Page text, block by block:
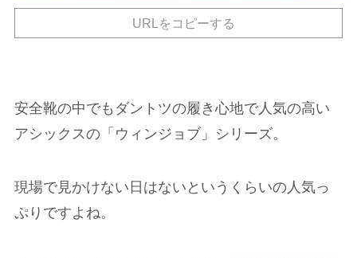
URLをコピーする
安全靴の中でもダントツの履き心地で人気の高い
アシックスの「ウィンジョブ」シリーズ。
現場で見かけない日はないというくらいの人気っ
ぷりですよね。